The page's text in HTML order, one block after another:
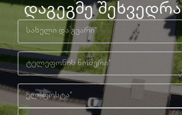
დაგეგმე შეხვედრა